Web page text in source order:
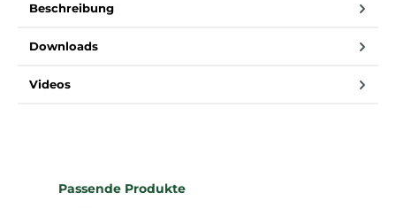
Beschreibung
Downloads
Videos
Produktgalerie überspringen
Passende Produkte